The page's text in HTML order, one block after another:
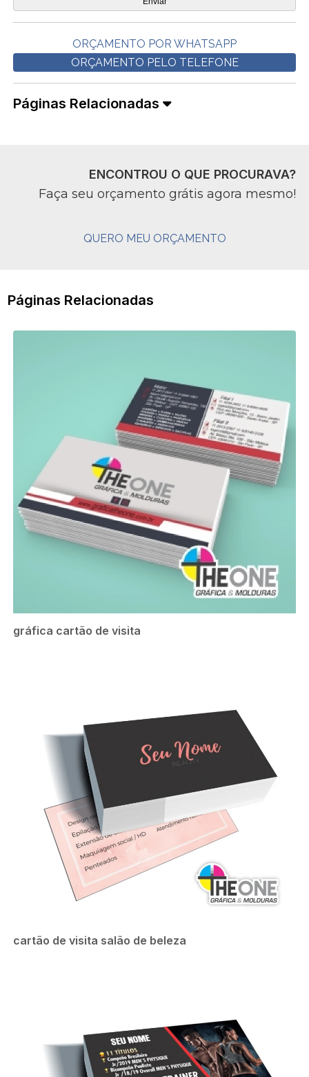
ORÇAMENTO POR WHATSAPP
ORÇAMENTO PELO TELEFONE
Páginas Relacionadas
ENCONTROU O QUE PROCURAVA?
Faça seu orçamento grátis agora mesmo!
QUERO MEU ORÇAMENTO
Páginas Relacionadas
gráfica cartão de visita
cartão de visita salão de beleza